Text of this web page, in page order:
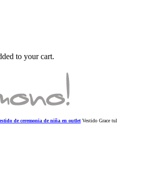
to your cart.
de ceremonia de niña en outlet Vestido Grace tul